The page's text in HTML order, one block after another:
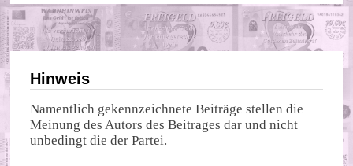
Hinweis
Namentlich gekennzeichnete Beiträge stellen die
Meinung des Autors des Beitrages dar und nicht
unbedingt die der Partei.